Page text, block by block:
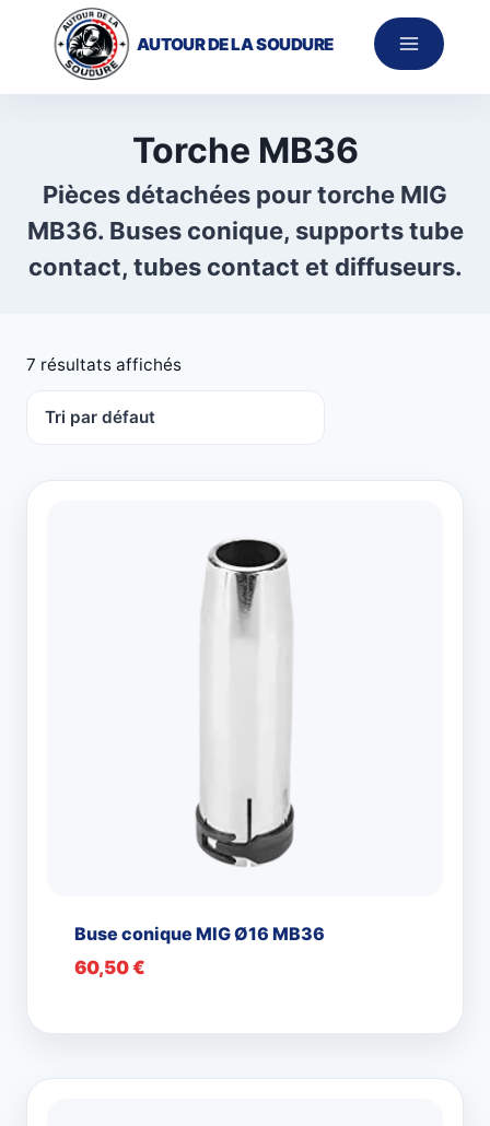
contenu
AUTOUR DE LA SOUDURE
Torche MB36
Pièces détachées pour torche MIG
MB36. Buses conique, supports tube
contact, tubes contact et diffuseurs.
7 résultats affichés
Buse conique MIG Ø16 MB36
60,50€